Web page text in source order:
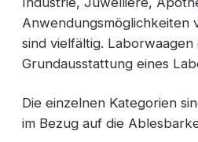
Anwendungsmöglichkeiten
sind vielfältig.
Grundausstattung eines
Die einzelnen Kategorien
im Bezug auf die